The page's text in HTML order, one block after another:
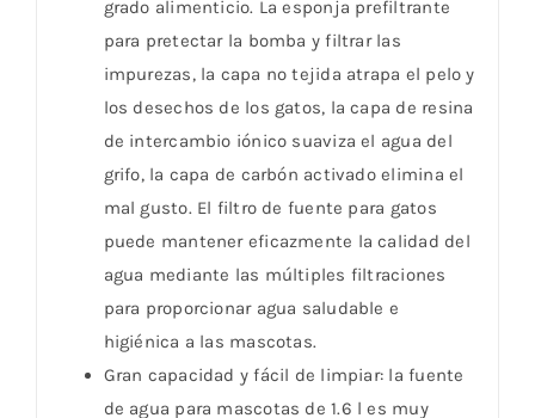
grado alimenticio. La esponja prefiltrante
para pretectar la bomba y filtrar las
impurezas, la capa no tejida atrapa el pelo y
los desechos de los gatos, la capa de resina
de intercambio iónico suaviza el agua del
grifo, la capa de carbón activado elimina el
mal gusto. El filtro de fuente para gatos
puede mantener eficazmente la calidad del
agua mediante las múltiples filtraciones
para proporcionar agua saludable e
higiénica a las mascotas.
Gran capacidad y fácil de limpiar: la fuente
de agua para mascotas de 1.6 l es muy